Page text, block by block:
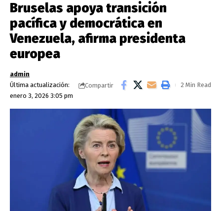
Bruselas apoya transición
pacífica y democrática en
Venezuela, afirma presidenta
europea
Última actualización:
enero 3, 2026 3:05 pm
admin
Compartir
2 Min Read